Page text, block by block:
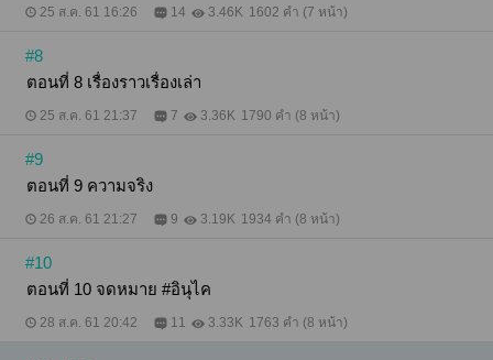
25 ส.ค. 61 16:26 14 3.46K 1602 คำ (7 หน้า)
#8
ตอนที่ 8 เรื่องราวเรื่องเล่า
25 ส.ค. 61 21:37 7 3.36K 1790 คำ (8 หน้า)
#9
ตอนที่ 9 ความจริง
26 ส.ค. 61 21:27 9 3.19K 1934 คำ (8 หน้า)
#10
ตอนที่ 10 จดหมาย #อินุไค
28 ส.ค. 61 20:42 11 3.33K 1763 คำ (8 หน้า)